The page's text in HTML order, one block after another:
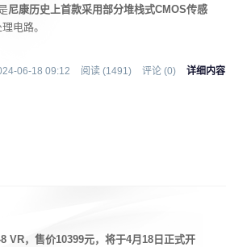
尼康历史上首款采用部分堆栈式CMOS传感
电路。
06-18 09:12 阅读 (1491) 评论 (0) 详细内容
VR，售价10399元，将于4月18日正式开